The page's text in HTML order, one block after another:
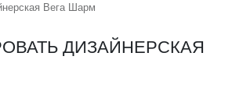
Вега Шарм
ДИЗАЙНЕРСКАЯ